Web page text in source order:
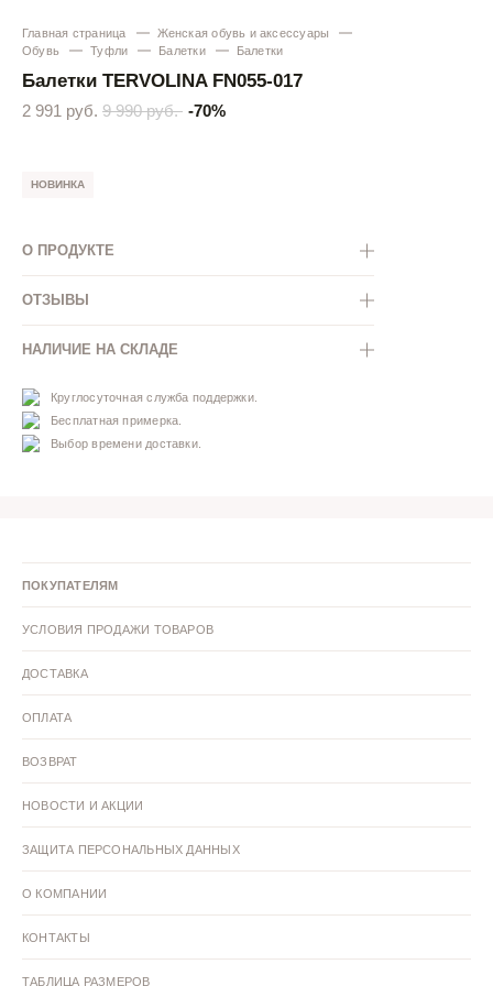
Главная страница
Женская обувь и аксессуары
Обувь
Туфли Балетки Балетки
Балетки TERVOLINA FN055-017
2 991 руб. 9 990 руб. -70%
НОВИНКА
О ПРОДУКТЕ
ОТЗЫВЫ
НАЛИЧИЕ НА СКЛАДЕ
Круглосуточная служба поддержки.
Бесплатная примерка.
Выбор времени доставки.
ПОКУПАТЕЛЯМ
УСЛОВИЯ ПРОДАЖИ ТОВАРОВ
ДОСТАВКА
ОПЛАТА
ВОЗВРАТ
НОВОСТИ И АКЦИИ
ЗАЩИТА ПЕРСОНАЛЬНЫХ ДАННЫХ
О КОМПАНИИ
КОНТАКТЫ
ТАБЛИЦА РАЗМЕРОВ